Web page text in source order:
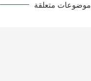
موضوعات متعلقة